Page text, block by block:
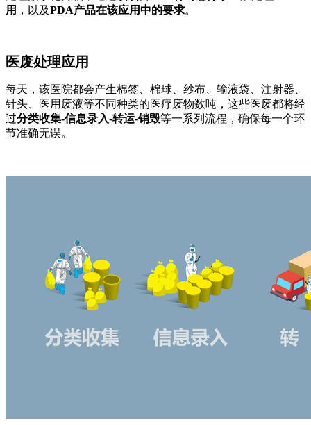
用 ，以及PDA产品在该应用中的要求。
医废处理应用
每天，该医院都会产生棉签、棉球、纱布、输液袋、注射器、
针头、医用废液等不同种类的医疗废物数吨，这些医废都将经
过分类收集-信息录入-转运-销毁等一系列流程，确保每一个环
节准确无误。